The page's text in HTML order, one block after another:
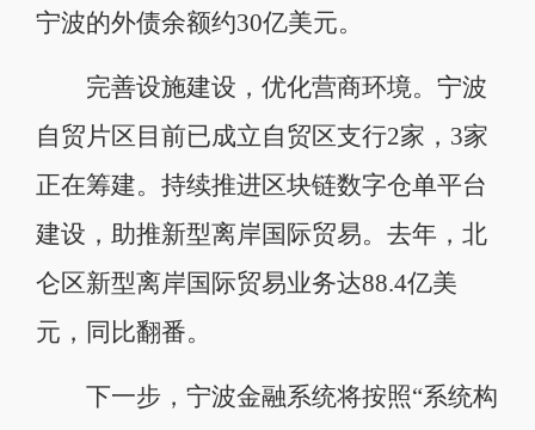
宁波的外债余额约30亿美元。
完善设施建设，优化营商环境。宁波
自贸片区目前已成立自贸区支行2家，3家
正在筹建。持续推进区块链数字仓单平台
建设，助推新型离岸国际贸易。去年，北
仑区新型离岸国际贸易业务达88.4亿美
元，同比翻番。
下一步，宁波金融系统将按照“系统构